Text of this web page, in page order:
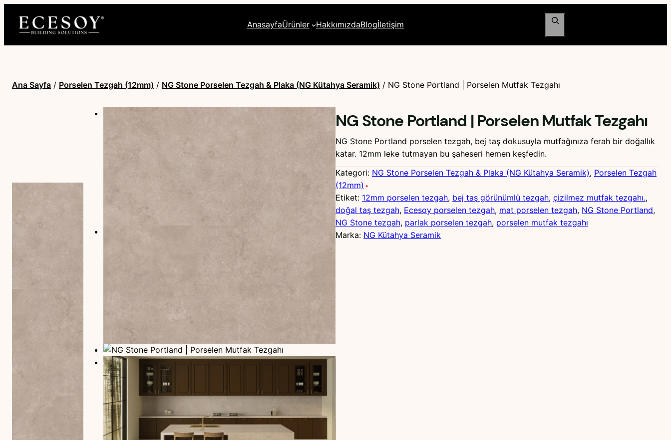
AnasayfaÜrünler HakkımızdaBlogİletişim
Ara
Ana Sayfa / Porselen Tezgah (12mm) / NG Stone Porselen Tezgah & Plaka (NG Kütahya Seramik) / NG Stone Portland | Porselen Mutfak Tezgahı
NG Stone Portland | Porselen Mutfak Tezgahı
NG Stone Portland porselen tezgah, bej taş dokusuyla mutfağınıza ferah bir doğallık
katar. 12mm leke tutmayan bu şaheseri hemen keşfedin.
Kategori: NG Stone Porselen Tezgah & Plaka (NG Kütahya Seramik), Porselen Tezgah
(12mm)
Etiket: 12mm porselen tezgah, bej taş görünümlü tezgah, çizilmez mutfak tezgahı.
doğal taş tezgah, Ecesoy porselen tezgah, mat porselen tezgah, NG Stone Portland
NG Stone tezgah, parlak porselen tezgah, porselen mutfak tezgahı
Marka: NG Kütahya Seramik